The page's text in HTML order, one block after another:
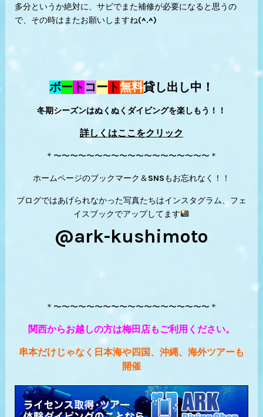
多分というか絶対に、サビでまた補修が必要になると思うの
で、その時はまたお願いしますね(^.^)
ボー ト コー ト無料貸し出し中！
冬期シーズンはぬくぬくダイビングを楽しもう！！
詳しくはここをクリック
＊〜〜〜〜〜〜〜〜〜〜〜〜〜〜〜〜〜〜〜＊
ホームページのブックマーク＆SNSもお忘れなく！！
ブログではあげられなかった写真たちはインスタグラム、フェ
イスブックでアップしてます
@ark-kushimoto
＊〜〜〜〜〜〜〜〜〜〜〜〜〜〜〜〜〜〜〜＊
関西からお越しの方は梅田店もご利用ください。
串本だけじゃなく日本海や四国、沖縄、海外ツアーも
開催